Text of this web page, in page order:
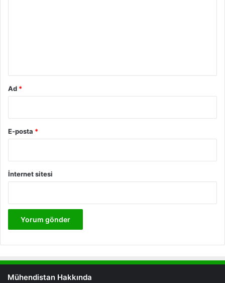
Ad *
E-posta *
İnternet sitesi
Mühendistan Hakkında